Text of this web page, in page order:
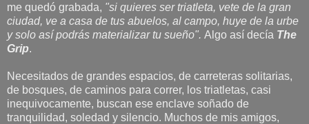
me quedó grabada, "si quieres ser triatleta, vete de la gran
ciudad, ve a casa de tus abuelos, al campo, huye de la urbe
y solo así podrás materializar tu sueño". Algo así decía The
Grip.
Necesitados de grandes espacios, de carreteras solitarias,
de bosques, de caminos para correr, los triatletas, casi
inequivocamente, buscan ese enclave soñado de
tranquilidad, soledad y silencio. Muchos de mis amigos,